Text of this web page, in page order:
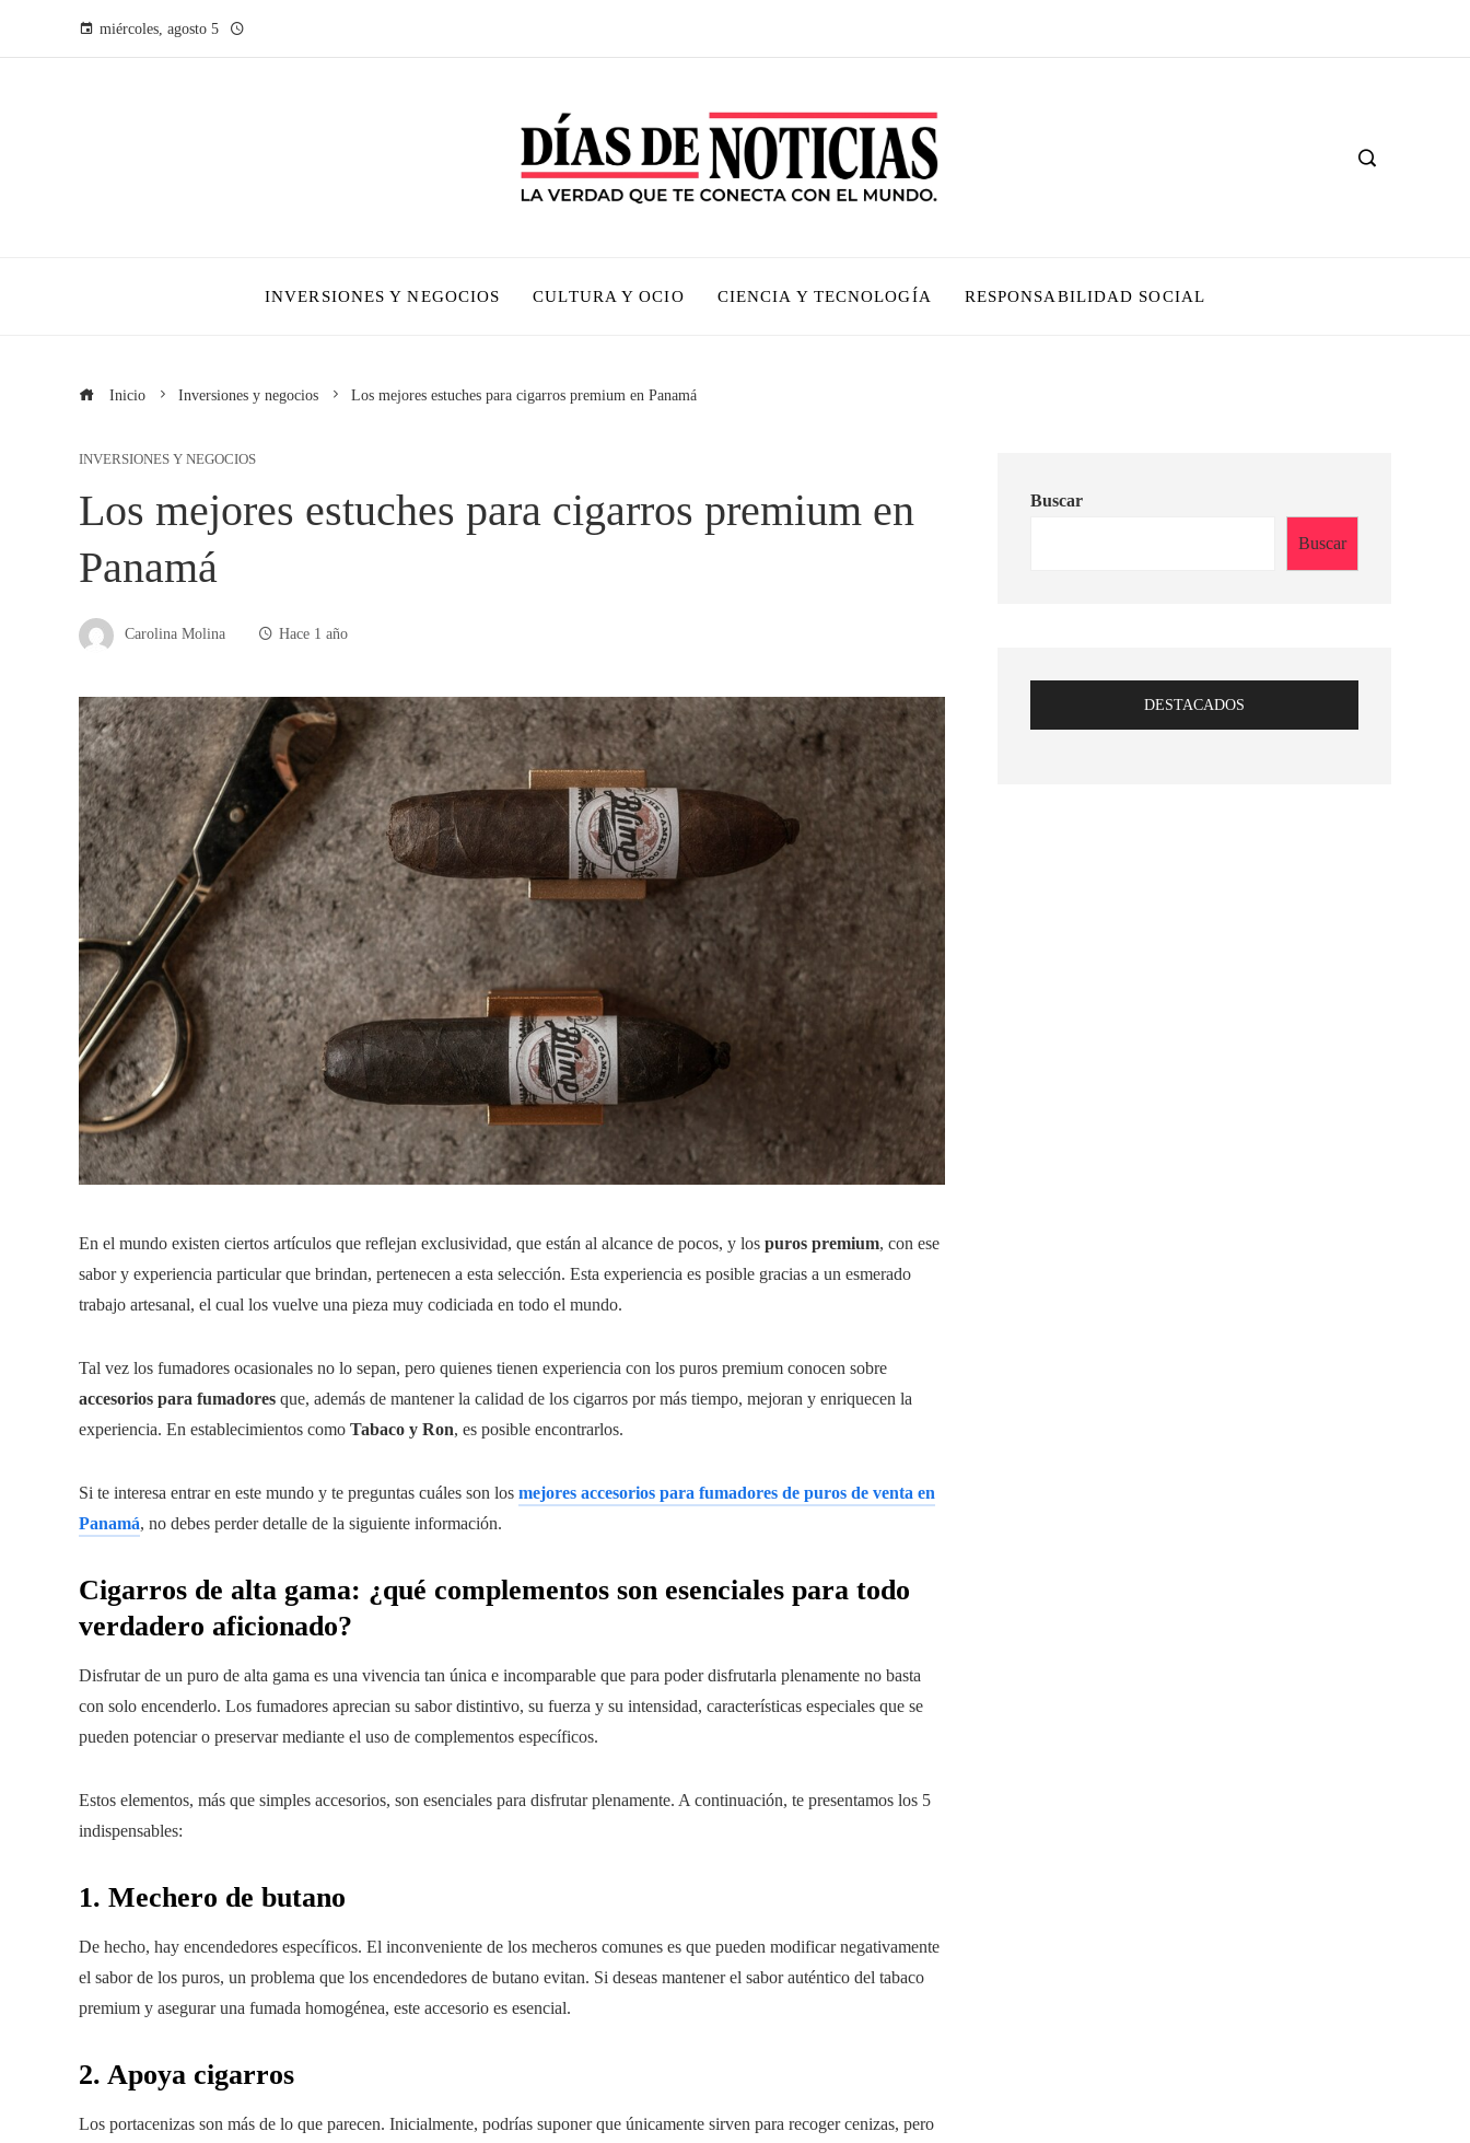
miércoles, agosto 5
INVERSIONES Y NEGOCIOS CULTURA Y OCIO CIENCIA Y TECNOLOGÍA RESPONSABILIDAD SOCIAL
Inicio Inversiones y negocios Los mejores estuches para cigarros premium en Panamá
INVERSIONES Y NEGOCIOS
Los mejores estuches para cigarros premium en
Panamá
Carolina Molina Hace 1 año
En el mundo existen ciertos artículos que reflejan exclusividad, que están al alcance de pocos, y los puros premium, con ese
sabor y experiencia particular que brindan, pertenecen a esta selección. Esta experiencia es posible gracias a un esmerado
trabajo artesanal, el cual los vuelve una pieza muy codiciada en todo el mundo.
Tal vez los fumadores ocasionales no lo sepan, pero quienes tienen experiencia con los puros premium conocen sobre
accesorios para fumadores que, además de mantener la calidad de los cigarros por más tiempo, mejoran y enriquecen la
experiencia. En establecimientos como Tabaco y Ron, es posible encontrarlos.
Si te interesa entrar en este mundo y te preguntas cuáles son los mejores accesorios para fumadores de puros de venta en
Panamá, no debes perder detalle de la siguiente información.
Cigarros de alta gama: ¿qué complementos son esenciales para todo
verdadero aficionado?
Disfrutar de un puro de alta gama es una vivencia tan única e incomparable que para poder disfrutarla plenamente no basta
con solo encenderlo. Los fumadores aprecian su sabor distintivo, su fuerza y su intensidad, características especiales que se
pueden potenciar o preservar mediante el uso de complementos específicos.
Estos elementos, más que simples accesorios, son esenciales para disfrutar plenamente. A continuación, te presentamos los 5
indispensables:
1. Mechero de butano
De hecho, hay encendedores específicos. El inconveniente de los mecheros comunes es que pueden modificar negativamente
el sabor de los puros, un problema que los encendedores de butano evitan. Si deseas mantener el sabor auténtico del tabaco
premium y asegurar una fumada homogénea, este accesorio es esencial.
2. Apoya cigarros
Los portacenizas son más de lo que parecen. Inicialmente, podrías suponer que únicamente sirven para recoger cenizas, pero
Buscar
Buscar
DESTACADOS